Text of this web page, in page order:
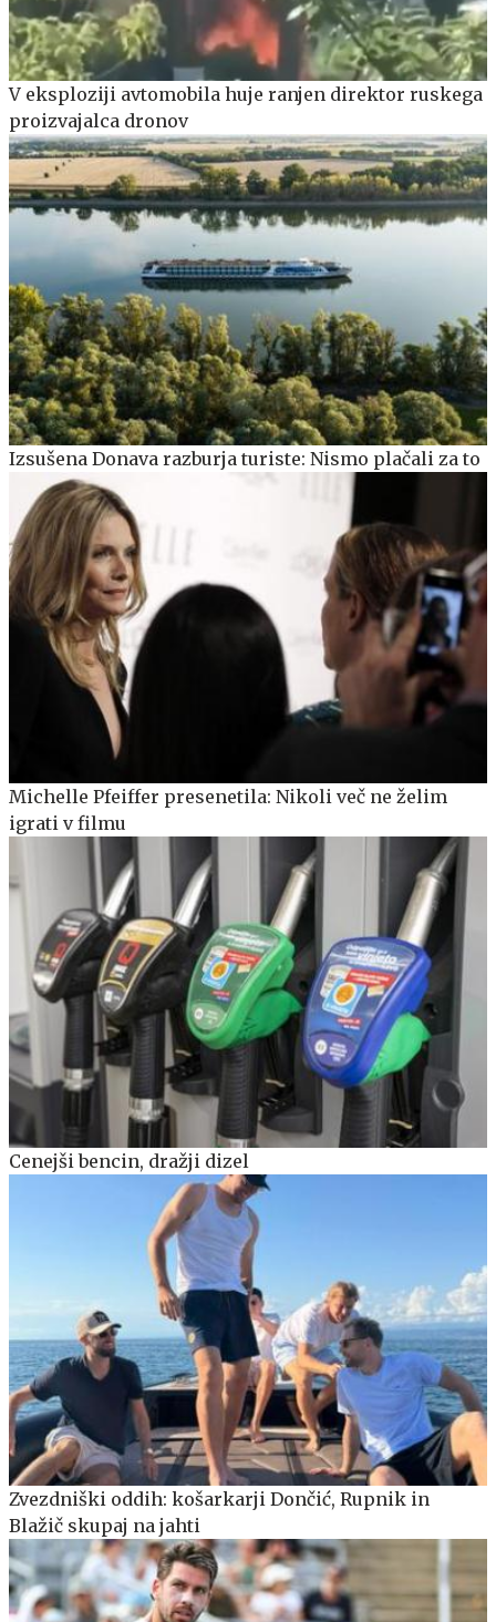
V eksploziji avtomobila huje ranjen direktor ruskega
proizvajalca dronov
Izsušena Donava razburja turiste: Nismo plačali za to
Michelle Pfeiffer presenetila: Nikoli več ne želim
igrati v filmu
Cenejši bencin, dražji dizel
Zvezdniški oddih: košarkarji Dončić, Rupnik in
Blažič skupaj na jahti